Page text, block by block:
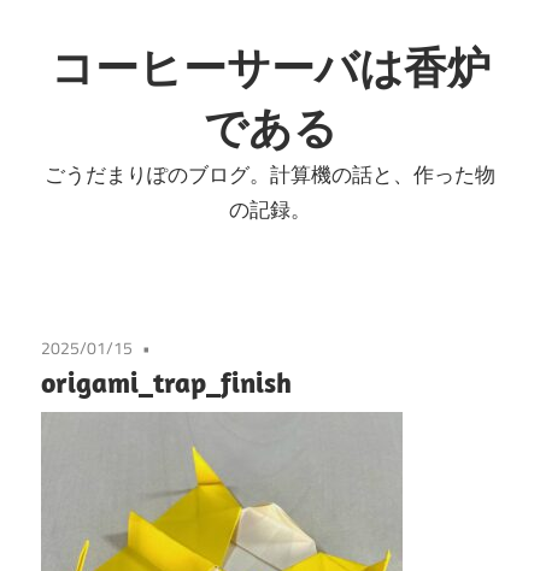
ン
テ
へ
コーヒーサーバは香炉
である
ごうだまりぽのブログ。計算機の話と、作った物
の記録。
2025/01/15
origami_trap_finish